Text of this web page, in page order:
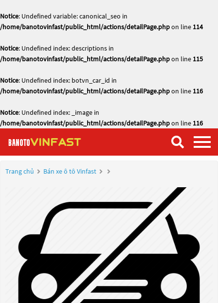
Notice: Undefined variable: canonical_seo in
/home/banotovinfast/public_html/actions/detailPage.phpon line 114
Notice: Undefined index: descriptions in
/home/banotovinfast/public_html/actions/detailPage.phpon line 115
Notice: Undefined index: botvn_car_id in
/home/banotovinfast/public_html/actions/detailPage.phpon line 116
Notice: Undefined index: _image in
/home/banotovinfast/public_html/actions/detailPage.phpon line 116
Trang chủ Bán xe ô tô Vinfast